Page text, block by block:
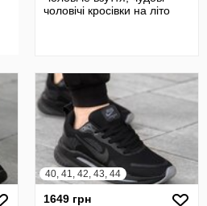
чоловічі кросівки на літо
40, 41, 42, 43, 44
1649 грн